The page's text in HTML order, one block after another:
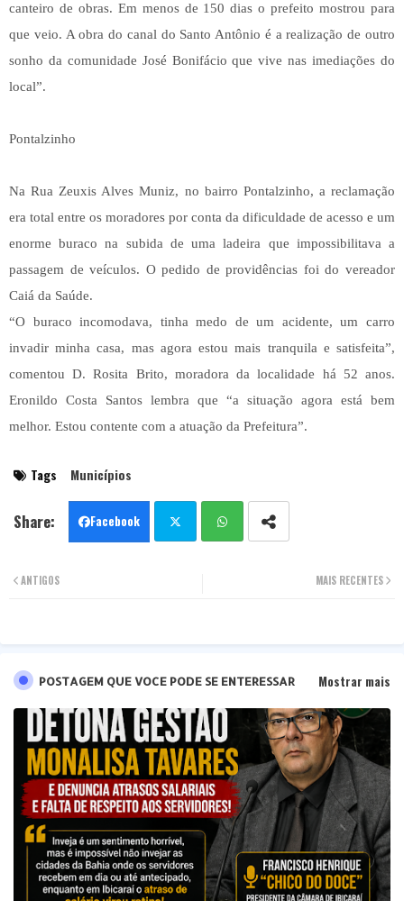
canteiro de obras. Em menos de 150 dias o prefeito mostrou para
que veio. A obra do canal do Santo Antônio é a realização de outro
sonho da comunidade José Bonifácio que vive nas imediações do
local”.
Pontalzinho
Na Rua Zeuxis Alves Muniz, no bairro Pontalzinho, a reclamação
era total entre os moradores por conta da dificuldade de acesso e um
enorme buraco na subida de uma ladeira que impossibilitava a
passagem de veículos. O pedido de providências foi do vereador
Caiá da Saúde.
“O buraco incomodava, tinha medo de um acidente, um carro
invadir minha casa, mas agora estou mais tranquila e satisfeita”,
comentou D. Rosita Brito, moradora da localidade há 52 anos.
Eronildo Costa Santos lembra que “a situação agora está bem
melhor. Estou contente com a atuação da Prefeitura”.
Tags Municípios
Facebook
MAIS RECENTES
ANTIGOS
POSTAGEM QUE VOCE PODE SE ENTERESSAR Mostrar mais